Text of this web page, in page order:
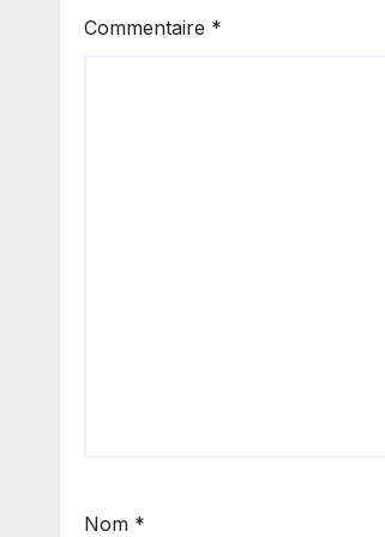
Commentaire *
Nom *